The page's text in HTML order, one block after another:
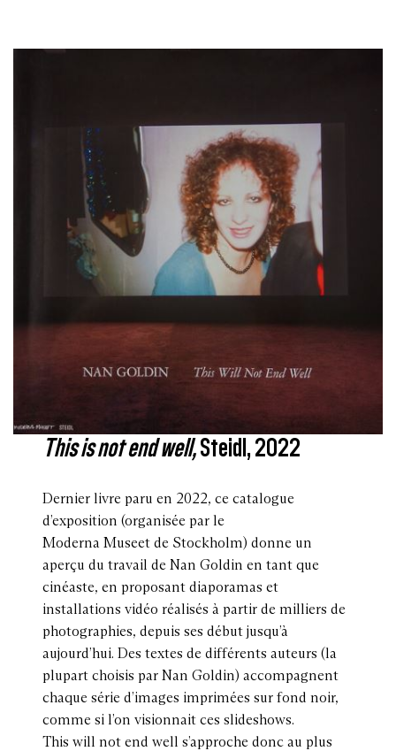
This is not end well,Steidl, 2022
Dernier livre paru en 2022, ce catalogue
d’exposition (organisée par le
Moderna Museet de Stockholm) donne un
aperçu du travail de Nan Goldin en tant que
cinéaste, en proposant diaporamas et
installations vidéo réalisés à partir de milliers de
photographies, depuis ses début jusqu’à
aujourd’hui. Des textes de différents auteurs (la
plupart choisis par Nan Goldin) accompagnent
chaque série d’images imprimées sur fond noir,
comme si l’on visionnait ces slideshows.
This will not end well s’approche donc au plus